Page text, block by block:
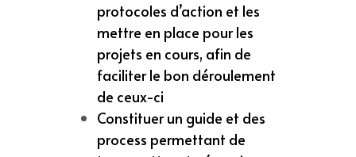
protocoles d’action et les
mettre en place pour les
projets en cours, afin de
faciliter le bon déroulement
de ceux-ci
Constituer un guide et des
process permettant de